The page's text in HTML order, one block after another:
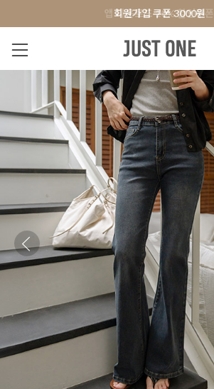
앱 다운로드 10% 할인쿠폰
회원가입 쿠폰 3000원
앱 다운로드 10% 할인쿠폰
BEST 오늘출발 MADE . J